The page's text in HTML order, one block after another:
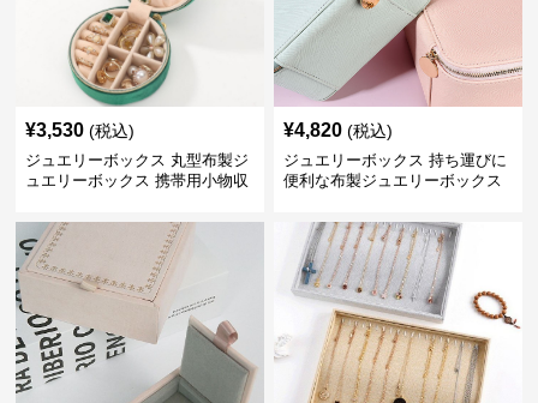
¥3,530 (税込)
ジュエリーボックス 丸型布製ジ
ュエリーボックス 携帯用小物収
¥4,820 (税込)
ジュエリーボックス 持ち運びに
便利な布製ジュエリーボックス